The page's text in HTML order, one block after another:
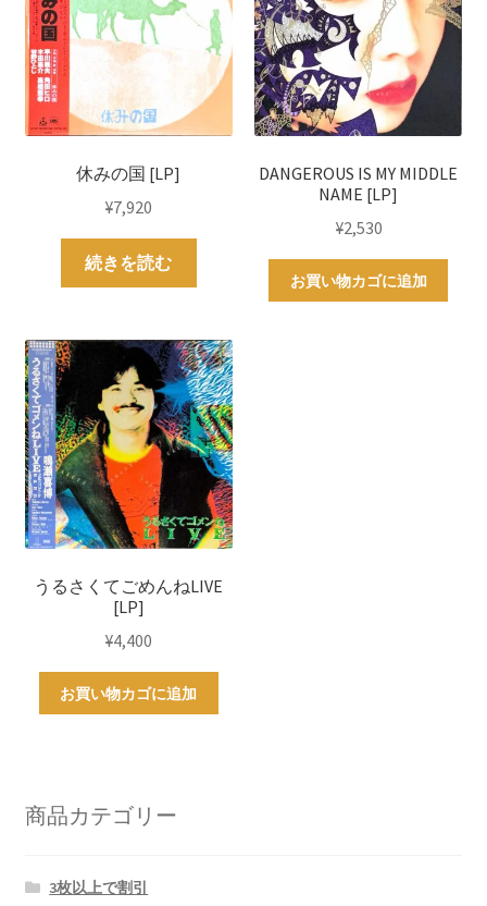
休みの国 [LP]
¥7,920
続きを読む
DANGEROUS IS MY MIDDLE
NAME [LP]
¥2,530
お買い物カゴに追加
うるさくてごめんねLIVE
[LP]
¥4,400
お買い物カゴに追加
商品カテゴリー
3枚以上で割引